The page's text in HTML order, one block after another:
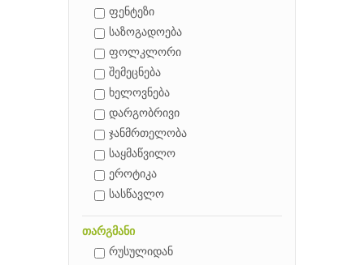
ფენტეზი
საზოგადოება
ფოლკლორი
შემეცნება
ხელოვნება
დარგობრივი
ჯანმრთელობა
საყმაწვილო
ეროტიკა
სასწავლო
თარგმანი
რუსულიდან